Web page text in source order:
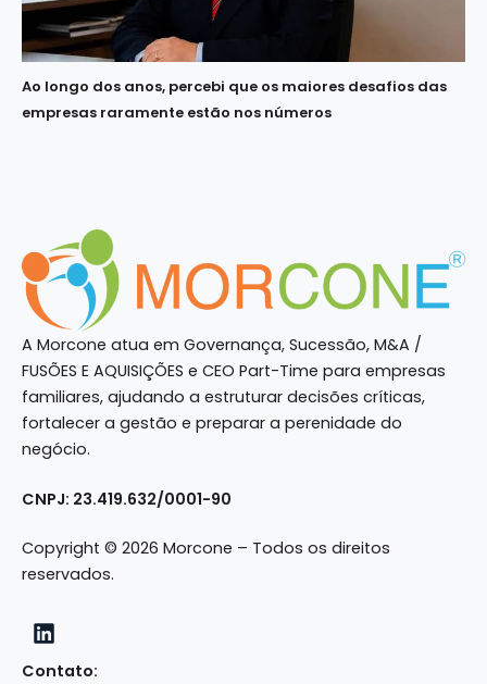
Ao longo dos anos, percebi que os maiores desafios das
empresas raramente estão nos números
A Morcone atua em Governança, Sucessão, M&A /
FUSÕES E AQUISIÇÕES e CEO Part-Time para empresas
familiares, ajudando a estruturar decisões críticas,
fortalecer a gestão e preparar a perenidade do
negócio.
CNPJ: 23.419.632/0001-90
Copyright © 2026 Morcone – Todos os direitos
reservados.
Contato: